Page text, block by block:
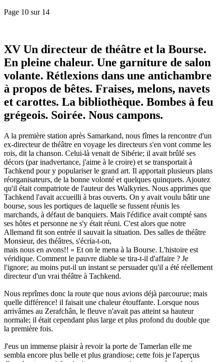
Page 10 sur 14
XV Un directeur de théâtre et la Bourse.
En pleine chaleur. Une garniture de salon
volante. Rétlexions dans une antichambre
à propos de bêtes. Fraises, melons, navets
et carottes. La bibliothèque. Bombes à feu
grégeois. Soirée. Nous campons.
A la première station après Samarkand, nous fîmes la rencontre d'un
ex-directeur de théâtre en voyage les directeurs s'en vont comme les
rois, dit la chanson. Celui-là venait de Sibérie; il avait brûlé ses
décors (par inadvertance, j'aime à le croire) et se transportait à
Tachkend pour y populariser le grand art. Il apportait plusieurs plans
réorganisateurs, de la bonne volonté et quelques quinquets. Ajoutez
qu'il était compatriote de l'auteur des Walkyries. Nous apprimes que
Tachkend l'avait accueilli à bras ouverts. On y avait voulu bâtir une
bourse, sous les portiques de laquelle se fussent réunis les
marchands, à défaut de banquiers. Mais l'édifice avait compté sans
ses hôtes et personne ne s'y était réuni. C'est alors que notre
Allemand fit son entrée il sauvait la situation. Des salles de théâtre
Monsieur, des théâtres, s'écria-t-on,
mais nous en avons!! » Et on le mena à la Bourse. L'histoire est
véridique. Comment le pauvre diable se tira-t-il d'affaire ? Je
l'ignore; au moins put-il un instant se persuader qu'il a été réellement
directeur d'un vrai théâtre à Tachkend.
Nous reprîmes donc la route que nous avions déjà parcourue; mais
quelle différence! il faisait une chaleur étouffante. Lorsque nous
arrivâmes au Zerafchân, le fleuve n'avait pas atteint sa hauteur
normale; il était cependant plus large et plus profond du double que
la première fois.
J'eus un immense plaisir à revoir la porte de Tamerlan elle me
sembla encore plus belle et plus grandiose; cette fois je l'aperçus